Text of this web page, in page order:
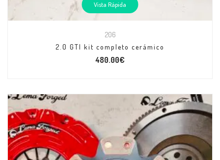
Vista Rápida
206
2.0 GTI kit completo cerámico
480.00€